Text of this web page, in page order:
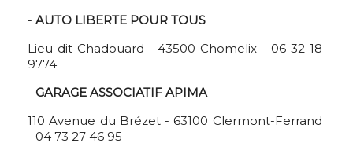
- AUTO LIBERTE POUR TOUS
Lieu-dit Chadouard - 43500 Chomelix - 06 32 18
9774
- GARAGE ASSOCIATIF APIMA
110 Avenue du Brézet - 63100 Clermont-Ferrand
- 04 73 27 46 95